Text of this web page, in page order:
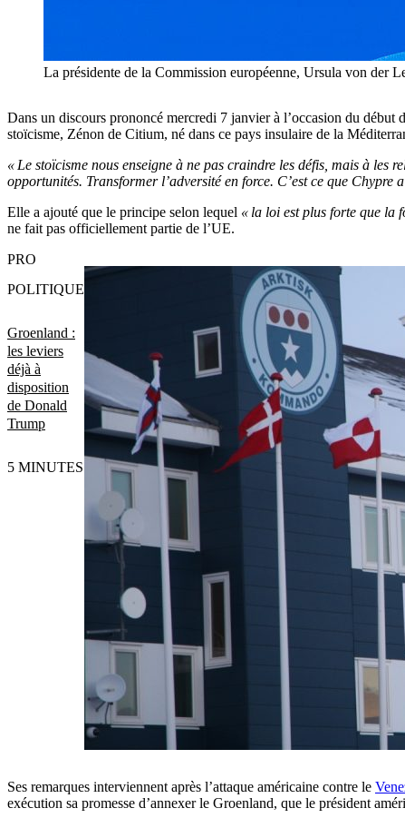
La présidente de la Commission européenne, Ursula von der
Dans un discours prononcé mercredi 7 janvier à l’occasion du
stoïcisme, Zénon de Citium, né dans ce pays insulaire de la
« Le stoïcisme nous enseigne à ne pas craindre les défis, mais à les
opportunités. Transformer l’adversité en force. C’est ce que Chypre
Elle a ajouté que le principe selon lequel « la loi est plus forte que la
ne fait pas officiellement partie de l’UE.
Groenland :
les leviers
déjà à
disposition
de Donald
Trump
PRO
POLITIQUE
5 MINUTES
Ses remarques interviennent après l’attaque américaine contre le
exécution sa promesse d’annexer le Groenland, que le président